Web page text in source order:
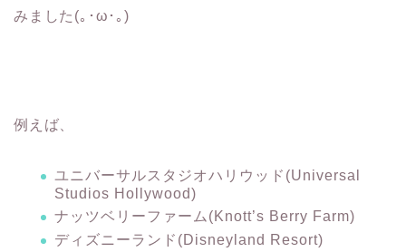
みました(｡･ω･｡)
例えば、
ユニバーサルスタジオハリウッド(Universal
Studios Hollywood)
ナッツベリーファーム(Knott’s Berry Farm)
ディズニーランド(Disneyland Resort)